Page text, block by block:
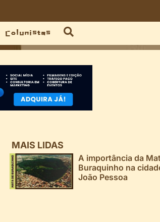
Colunistas
MAIS LIDAS
A importância da
Buraquinho na
João Pessoa